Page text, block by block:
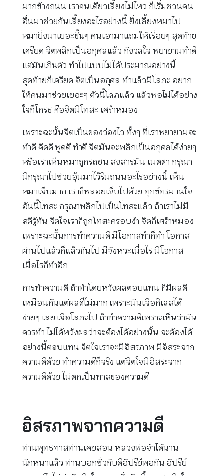
มากข้างถนน เราคนเดียวเลี้ยงไม่ไหว ก็เริ่มชวนคน
อื่นมาช่วยกันเลี้ยงอะไรอย่างนี้ ยิ่งเลี้ยงหมาไป
หมายิ่งมาเยอะขึ้นๆ คนเอามาแถมให้เรื่อยๆ สุดท้าย
เครียด จิตพลิกเป็นอกุศลแล้ว กังวลใจ พยายามทำดี
แต่มันเกินตัว ทำไปแบบไม่ได้ประมาณอย่างนี้
สุดท้ายก็เครียด จิตเป็นอกุศล ทำแล้วมีโลภะ อยาก
ให้คนมาช่วยเยอะๆ ตัวนี้โลภแล้ว แล้วพอไม่ได้อย่าง
ใจก็โกรธ คือจิตมีโทสะ เศร้าหมอง
เพราะฉะนั้นจิตเป็นของว่องไว ทั้งๆ ที่เราพยายามจะ
ทำดี คิดดี พูดดี ทำดี จิตมันจะพลิกเป็นอกุศลได้ง่ายๆ
หรือเราเห็นหมาถูกรถชน สงสารมัน เมตตา กรุณา
มีกรุณาไปช่วยอุ้มมาไว้ริมถนนอะไรอย่างนี้ เห็น
หมาเจ็บมาก เราก็พลอยเจ็บไปด้วย ทุกข์ทรมานใจ
อันนี้โทสะ กรุณาพลิกไปเป็นโทสะแล้ว ถ้าเราไม่มี
สติรู้ทัน จิตใจเราก็ถูกโทสะครอบงำ จิตก็เศร้าหมอง
เพราะฉะนั้นการทำความดี มีโอกาสทำก็ทำ โอกาส
ผ่านไปแล้วก็แล้วกันไป มีจังหวะเมื่อไร มีโอกาส
เมื่อไรก็ทำอีก
การทำความดี ถ้าทำโดยหวังผลตอบแทน ก็มีผลดี
เหมือนกันแต่ผลดีไม่มาก เพราะมันเจือกิเลสได้
ง่ายๆ เลย เจือโลภะไป ถ้าทำความดีเพราะเห็นว่ามัน
ควรทำ ไม่ได้หวังผลว่าจะต้องได้อย่างนั้น จะต้องได้
อย่างนี้ตอบแทน จิตใจเราจะมีอิสรภาพ มีอิสระจาก
ความดีด้วย ทำความดีก็จริง แต่จิตใจมีอิสระจาก
ความดีด้วย ไม่ตกเป็นทาสของความดี
อิสรภาพจากความดี
ท่านพุทธทาสท่านเคยสอน หลวงพ่อจำได้นาน
นักหนาแล้ว ท่านบอกชั่วกับดีอัปรีย์พอกัน อัปรีย์